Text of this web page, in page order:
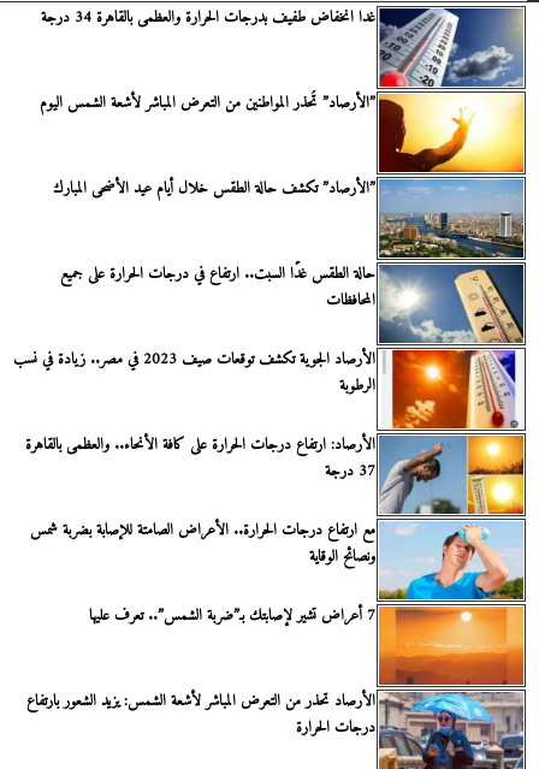
غدا انخفاض طفيف بدرجات الحرارة والعظمى بالقاهرة 34 درجة
”الأرصاد” تُحذر المواطنين من التعرض المباشر لأشعة الشمس اليوم
”الأرصاد” تكشف حالة الطقس خلال أيام عيد الأضحى المبارك
حالة الطقس غدًا السبت.. ارتفاع في درجات الحرارة على جميع
المحافظات
الأرصاد الجوية تكشف توقعات صيف 2023 في مصر.. زيادة في نسب
الرطوبة
الأرصاد: ارتفاع درجات الحرارة على كافة الأنحاء.. والعظمى بالقاهرة
37 درجة
مع ارتفاع درجات الحرارة.. الأعراض الصامتة للإصابة بضربة شمس
ونصائح الوقاية
7 أعراض تشير لإصابتك بـ”ضربة الشمس”.. تعرف عليها
الأرصاد تحذر من التعرض المباشر لأشعة الشمس: يزيد الشعور بارتفاع
درجات الحرارة